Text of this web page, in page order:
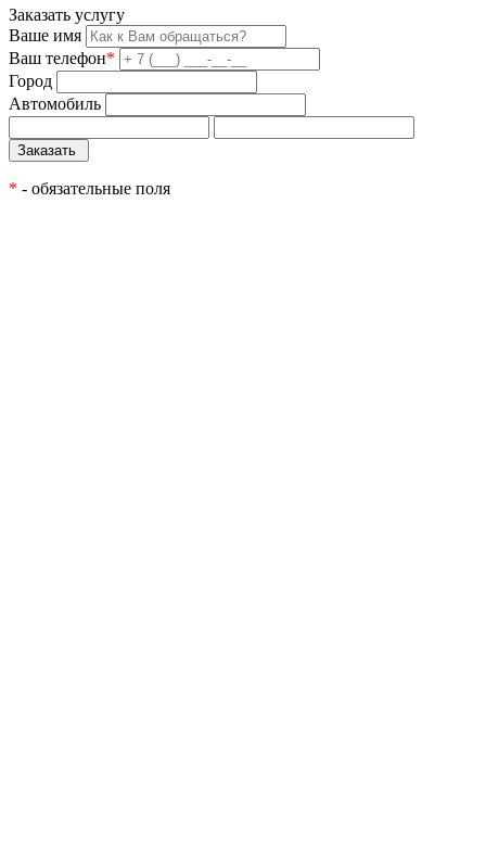
Заказать услугу
Ваше имя
Ваш телефон*
Город
Автомобиль
* - обязательные поля